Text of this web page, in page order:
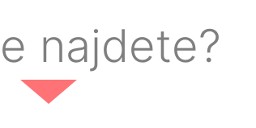
najdete?